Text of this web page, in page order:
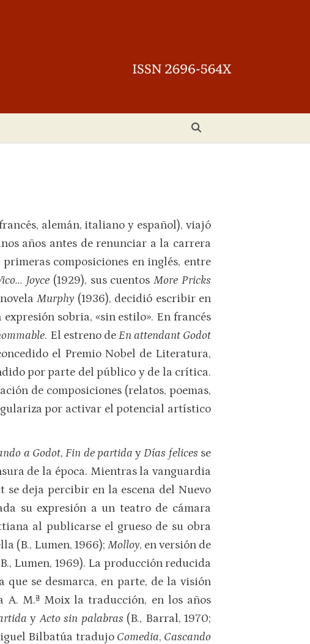
alemán, italiano y español), viajó
años antes de renunciar a la carrera
composiciones en inglés, entre
Joyce (1929), sus cuentosMore Pricks
Murphy (1936), decidió escribir en
sobria, «sin estilo». En francés
. El estreno deEn attendant Godot
el Premio Nobel de Literatura,
por parte del público y de la crítica.
de composiciones (relatos, poemas,
por activar el potencial artístico
a Godot,Fin de partidayDías felices se
de la época. Mientras la vanguardia
deja percibir en la escena del Nuevo
su expresión a un teatro de cámara
al publicarse el grueso de su obra
(B., Lumen, 1966); Molloy, en versión de
Lumen, 1969). La producción reducida
se desmarca, en parte, de la visión
M.ª Moix la traducción, en los años
yActo sin palabras (B., Barral, 1970;
Bilbatúa tradujo Comedia, Cascando